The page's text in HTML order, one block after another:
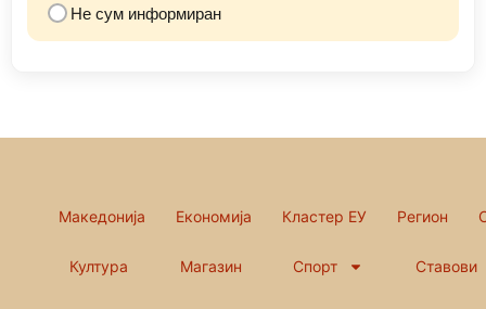
Не сум информиран
Македонија Економија Кластер ЕУ Регион
Култура Магазин Спорт Ставови